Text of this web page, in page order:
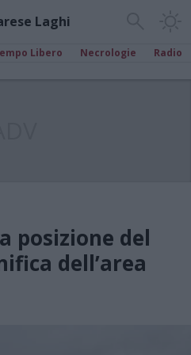
Laghi
Libero Necrologie Radio
posizione del
dell’area